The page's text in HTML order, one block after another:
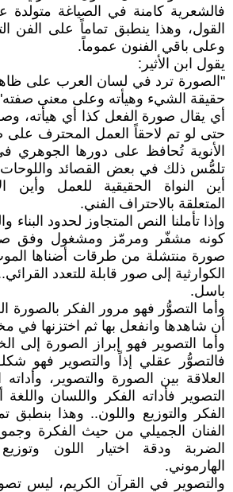
فالشعرية كامنة في الصياغة متولدة
القول، وهذا ينطبق تماماً على الفن
وعلى باقي الفنون عموماً.
يقول ابن الأثير:
"الصورة ترد في لسان العرب على
حقيقة الشيء وهيأته وعلى معنى
أي يقال صورة الفعل كذا أي هيأته،
حتى لو تم لاحقاً العمل المحترف على
الأنوية تُحافظ على دورها
تلمُّس ذلك في بعض القصائد
أين النواة الحقيقية للعمل وأين
المتعلقة بالاحتراف الفني.
وإذا تأملنا النص المتجاوز لحدود البناء
كونه مشفّر ومرمّز ومشغول وفق
صورة منتشلة من طرقات أضناها
الكوارثية إلى صور قابلة للتعدد
باسل.
وأما التصوُّر فهو مرور الفكر بالصورة
أن شاهدها وانفعل بها ثم اختزنها في
وأما التصوير فهو إبراز الصورة إلى
فالتصوُّر عقلي إذاً والتصوير فهو
العلاقة بين الصورة والتصوير،
التصوير فأداته الفكر واللسان واللغة
الفكر والتوزيع واللون.. وهذا
الفنان الجميلي من حيث الفكرة
الضربة ودقة اختيار اللون
الهارموني.
والتصوير في القرآن الكريم، ليس